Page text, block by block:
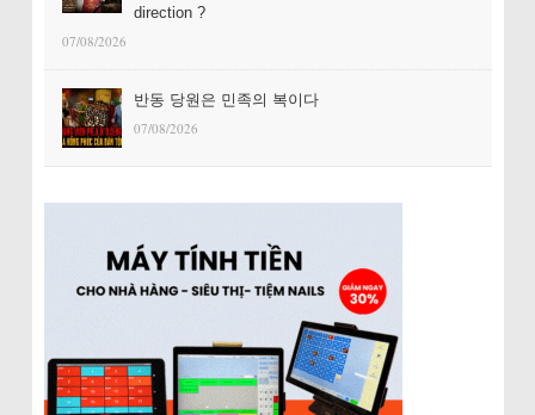
direction ?
07/08/2026
반동 당원은 민족의 복이다
07/08/2026